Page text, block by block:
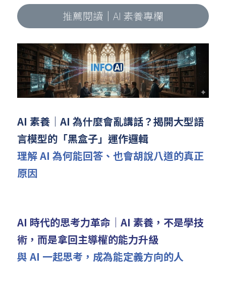
推薦閱讀｜AI 素養專欄
AI 素養｜AI 為什麼會亂講話？揭開大型語
言模型的「黑盒子」運作邏輯
理解 AI 為何能回答、也會胡說八道的真正
原因
AI 時代的思考力革命｜AI 素養，不是學技
術，而是拿回主導權的能力升級
與 AI 一起思考，成為能定義方向的人